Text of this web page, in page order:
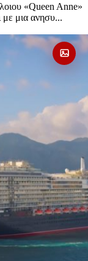
«Queen Anne»
με μια ανησυ...